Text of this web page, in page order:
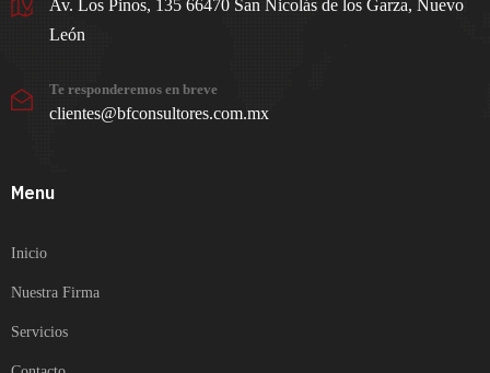
Av. Los Pinos, 135 66470 San Nicolás de los Garza, Nuevo
León
Te responderemos en breve
clientes@bfconsultores.com.mx
Menu
Inicio
Nuestra Firma
Servicios